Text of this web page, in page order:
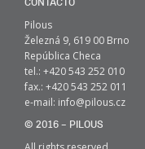
CONTACTO
Pilous
Železná 9, 619 00 Brno
República Checa
tel.: +420 543 252 010
fax.: +420 543 252 011
e-mail: info@pilous.cz
© 2016 – PILOUS